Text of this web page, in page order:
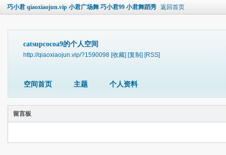
巧小君 qiaoxiaojun.vip 小君广场舞 巧小君99 小君舞蹈秀 返回首页
catsupcocoa9的个人空间
http://qiaoxiaojun.vip/?1590098 [收藏] [复制] [RSS]
空间首页 主题 个人资料
留言板